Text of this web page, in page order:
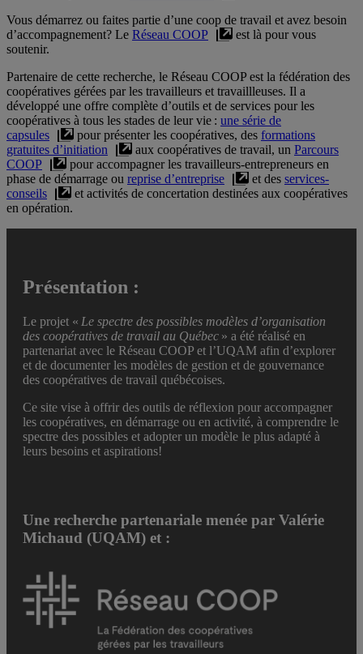
Vous démarrez ou faites partie d’une coop de travail et avez besoin
d’accompagnement? Le Réseau COOP
est là pour vous
soutenir.
Partenaire de cette recherche, le Réseau COOP est la fédération des
coopératives gérées par les travailleurs et travaillleuses. Il a
développé une offre complète d’outils et de services pour les
coopératives à tous les stades de leur vie : une série de
capsules
pour présenter les coopératives, des formations
gratuites d’initiation
aux coopératives de travail, un Parcours
COOP
pour accompagner les travailleurs-entrepreneurs en
phase de démarrage ou reprise d’entreprise et des services-
conseils
et activités de concertation destinées aux coopératives
en opération.
Présentation :
Le projet « Le spectre des possibles modèles d’organisation
des coopératives de travail au Québec » a été réalisé en
partenariat avec le Réseau COOP et l’UQAM afin d’explorer
et de documenter les modèles de gestion et de gouvernance
des coopératives de travail québécoises.
Ce site vise à offrir des outils de réflexion pour accompagner
les coopératives, en démarrage ou en activité, à comprendre le
spectre des possibles et adopter un modèle le plus adapté à
leurs besoins et aspirations!
Une recherche partenariale menée par Valérie
Michaud (UQAM) et :